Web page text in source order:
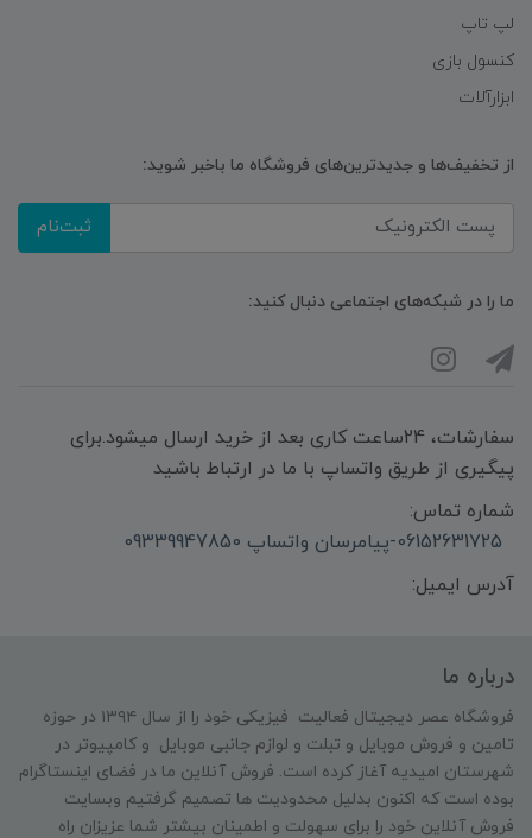
لپ تاپ
کنسول بازی
ابزارآلات
از تخفیف‌ها و جدیدترین‌های فروشگاه ما باخبر شوید:
ثبت‌نام
ما را در شبکه‌های اجتماعی دنبال کنید:
سفارشات، 24ساعت کاری بعد از خرید ارسال میشود.برای
پیگیری از طریق واتساپ با ما در ارتباط باشید
شماره تماس:
06152631725-پیامرسان واتساپ 09339947850
آدرس ایمیل:
درباره ما
فروشگاه عصر دیجیتال فعالیت فیزیکی خود را از سال ۱۳۹۴ در حوزه
تامین و‌ فروش موبایل و تبلت و لوازم جانبی موبایل و کامپیوتر در
شهرستان امیدیه آغاز کرده است. فروش آنلاین ما در فضای اینستاگرام
بوده است که اکنون بدلیل محدودیت ها تصمیم گرفتیم وبسایت
فروش آنلاین خود را برای سهولت و اطمینان بیشتر شما عزیزان راه